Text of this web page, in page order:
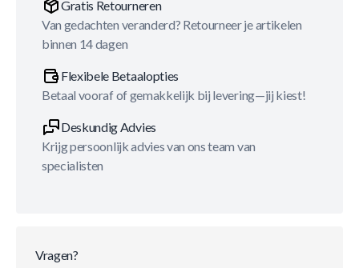
Gratis Retourneren
Van gedachten veranderd? Retourneer je artikelen
binnen 14 dagen
Flexibele Betaalopties
Betaal vooraf of gemakkelijk bij levering—jij kiest!
Deskundig Advies
Krijg persoonlijk advies van ons team van
specialisten
Vragen?